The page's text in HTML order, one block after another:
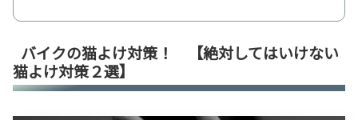
バイクの猫よけ対策！ 【絶対してはいけない
猫よけ対策２選】